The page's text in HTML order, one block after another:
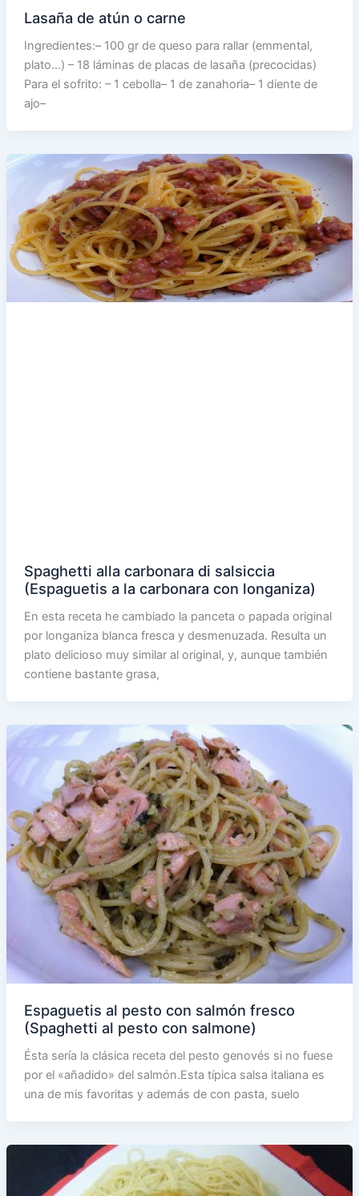
Lasaña de atún o carne
Ingredientes:– 100 gr de queso para rallar (emmental,
plato…) – 18 láminas de placas de lasaña (precocidas)
Para el sofrito: – 1 cebolla– 1 de zanahoria– 1 diente de
ajo–
Spaghetti alla carbonara di salsiccia
(Espaguetis a la carbonara con longaniza)
En esta receta he cambiado la panceta o papada original
por longaniza blanca fresca y desmenuzada. Resulta un
plato delicioso muy similar al original, y, aunque también
contiene bastante grasa,
Espaguetis al pesto con salmón fresco
(Spaghetti al pesto con salmone)
Ésta sería la clásica receta del pesto genovés si no fuese
por el «añadido» del salmón.Esta típica salsa italiana es
una de mis favoritas y además de con pasta, suelo